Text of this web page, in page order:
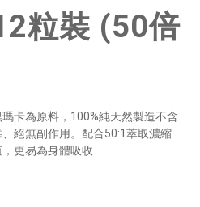
粒裝 (50倍
卡為原料，100%純天然製造不含
絕無副作用。配合50:1萃取濃縮
更易為身體吸收